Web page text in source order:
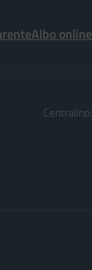
Albo online
Centralino: